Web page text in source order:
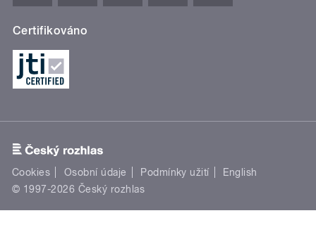
Certifikováno
Cookies Osobní údaje Podmínky užití
English
© 1997-2026 Český rozhlas